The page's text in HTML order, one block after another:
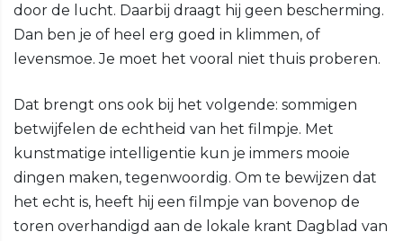
door de lucht. Daarbij draagt hij geen bescherming.
Dan ben je of heel erg goed in klimmen, of
levensmoe. Je moet het vooral niet thuis proberen.
Dat brengt ons ook bij het volgende: sommigen
betwijfelen de echtheid van het filmpje. Met
kunstmatige intelligentie kun je immers mooie
dingen maken, tegenwoordig. Om te bewijzen dat
het echt is, heeft hij een filmpje van bovenop de
toren overhandigd aan de lokale krant Dagblad van